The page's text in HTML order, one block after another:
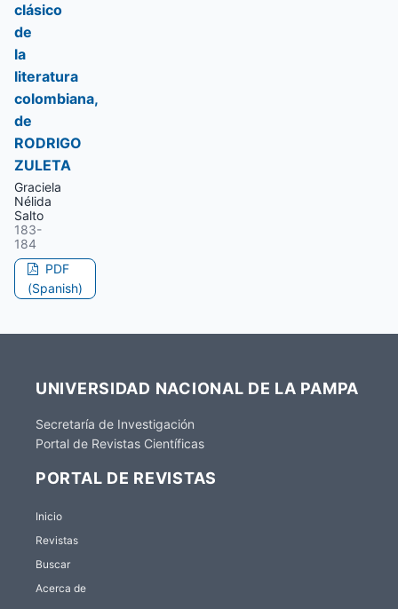
clásico
de
la
literatura
colombiana,
de
RODRIGO
ZULETA
Graciela
Nélida
Salto
183-
184
PDF
(Spanish)
UNIVERSIDAD NACIONAL DE LA PAMPA
Secretaría de Investigación
Portal de Revistas Científicas
PORTAL DE REVISTAS
Inicio
Revistas
Buscar
Acerca de